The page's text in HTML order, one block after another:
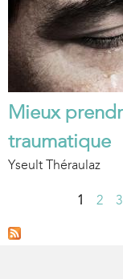
Mieux
traumatique
Yseult Théraulaz
P
1 2 3